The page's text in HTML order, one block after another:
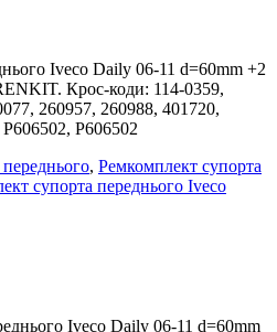
Iveco Daily 06-11 d=60mm +2
Крос-коди: 114-0359,
260957, 260988, 401720,
P606502
, Ремкомплект супорта
супорта переднього Iveco